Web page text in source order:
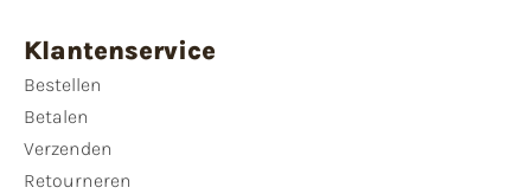
Klantenservice
Bestellen
Betalen
Verzenden
Retourneren